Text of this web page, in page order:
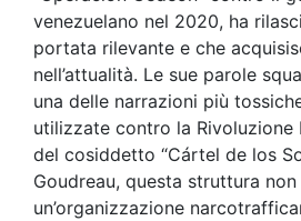
venezuelano nel 2020, ha
portata rilevante e che
nell’attualità. Le sue parole
una delle narrazioni più
utilizzate contro la Rivoluzione
del cosiddetto “Cártel de los
Goudreau, questa struttura
un’organizzazione